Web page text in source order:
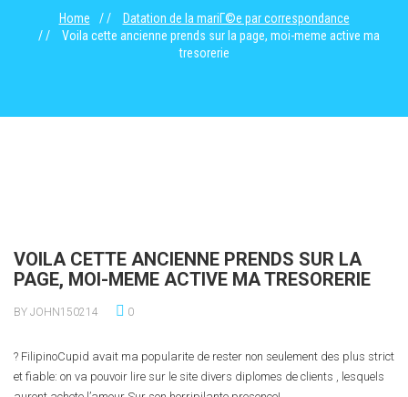
Home
Datation de la mariГ©e par correspondance
Voila cette ancienne prends sur la page, moi-meme active ma
tresorerie
VOILA CETTE ANCIENNE PRENDS SUR LA
PAGE, MOI-MEME ACTIVE MA TRESORERIE
BY JOHN150214 0
? FilipinoCupid avait ma popularite de rester non seulement des plus strict
et fiable: on va pouvoir lire sur le site divers diplomes de clients , lesquels